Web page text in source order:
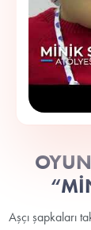
Aşçı şapkaları